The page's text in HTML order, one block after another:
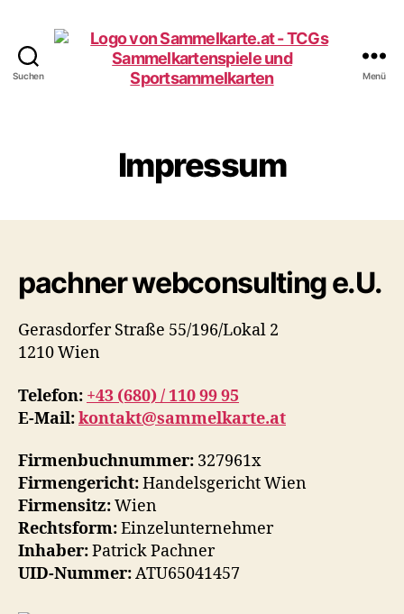
Suchen
Sammelkarte.at
Menü
Impressum
pachner webconsulting e.U.
Gerasdorfer Straße 55/196/Lokal 2
1210 Wien
Telefon: +43 (680) / 110 99 95
E-Mail:kontakt@sammelkarte.at
Firmenbuchnummer: 327961x
Firmengericht:Handelsgericht Wien
Firmensitz:Wien
Rechtsform:Einzelunternehmer
Inhaber:Patrick Pachner
UID-Nummer:ATU65041457